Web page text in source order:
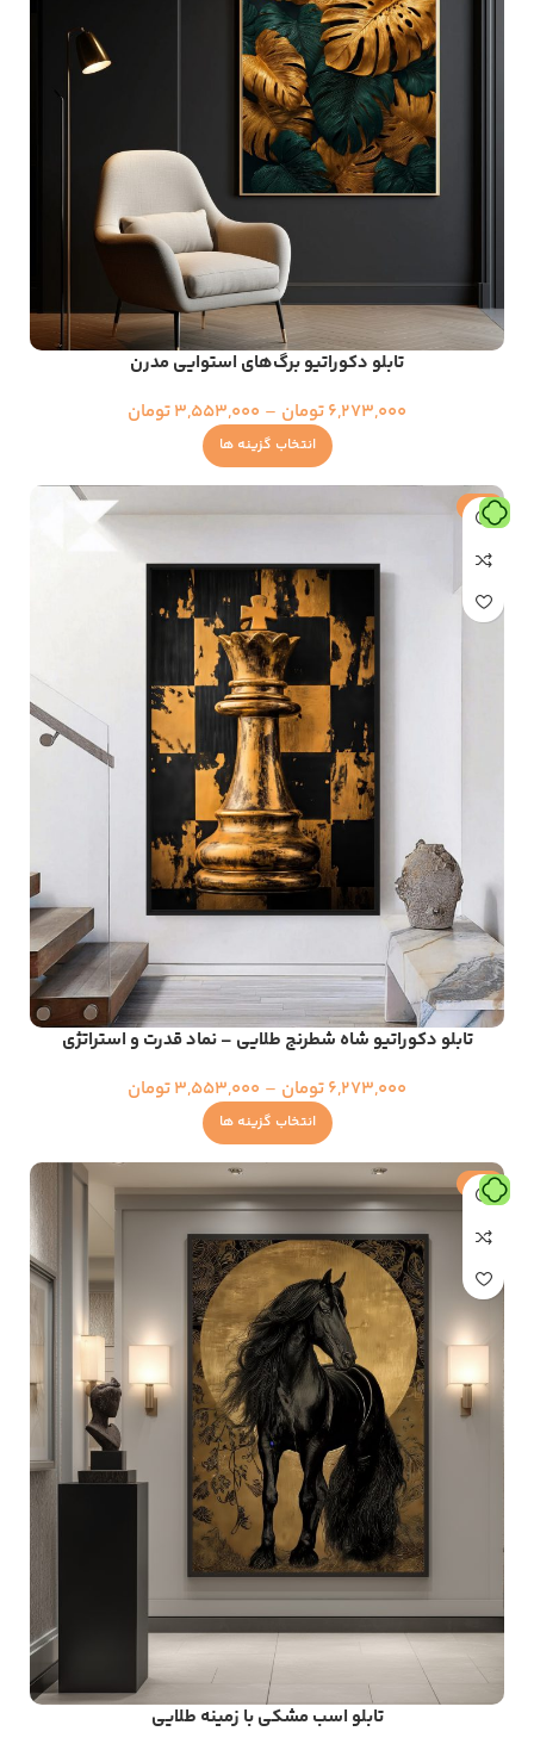
تابلو دکوراتیو برگ‌های استوایی مدرن
6,273,000تومان –
3,553,000تومان
انتخاب گزینه ها
حراج
تابلو دکوراتیو شاه شطرنج طلایی – نماد قدرت و استراتژی
6,273,000تومان –
3,553,000تومان
انتخاب گزینه ها
حراج
تابلو اسب مشکی با زمینه طلایی